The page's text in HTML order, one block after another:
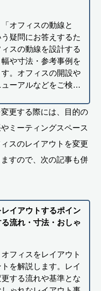
オフィスの動線と
疑問にお答えするた
スの動線を設計する
や寸法・参考事例を
。オフィスの開設や
ューアルなどをご検…
更する際には、目的の
ミーティングスペース
スのレイアウトを変更
すので、次の記事も併
イアウトするポイン
る流れ・寸法・おしゃ
フィスをレイアウト
を解説します。レイ
する流れや基準とな